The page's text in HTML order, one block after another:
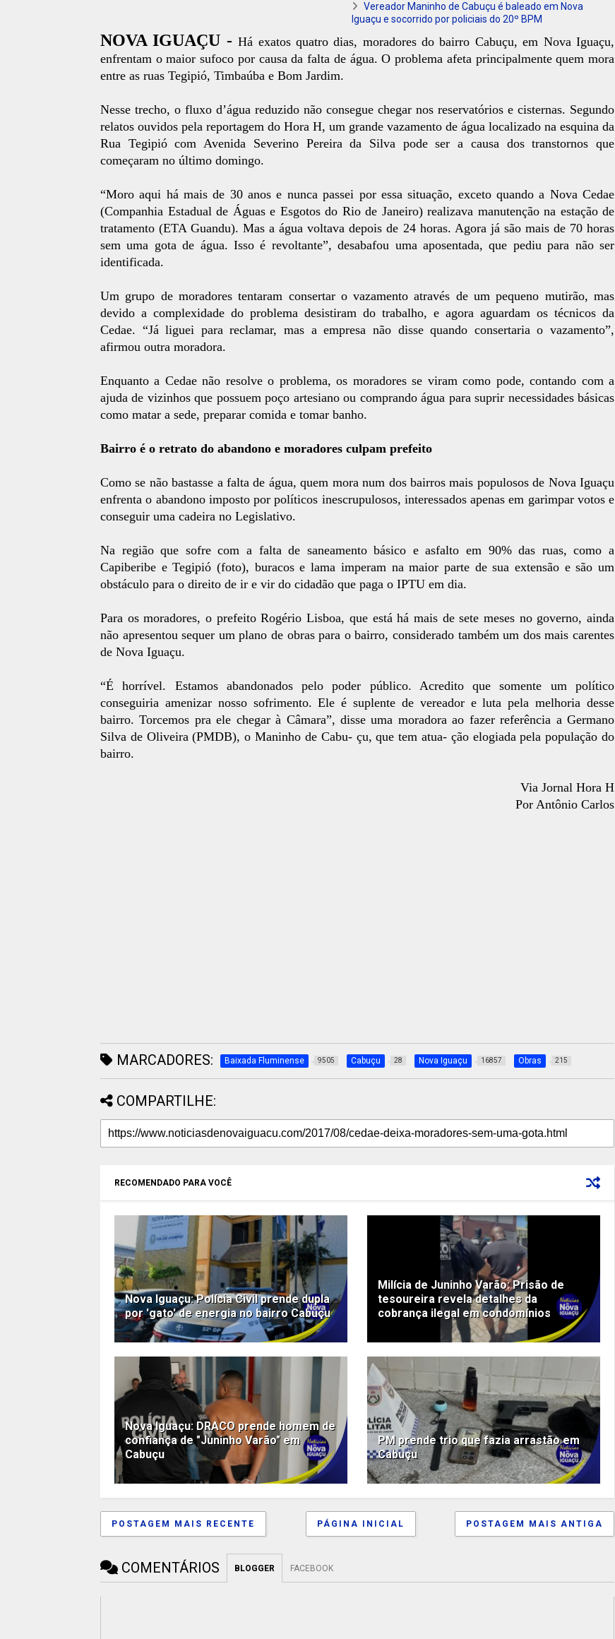
Vereador Maninho de Cabuçu é baleado em Nova
Iguaçu e socorrido por policiais do 20º BPM
NOVA IGUAÇU -Há exatos quatro dias, moradores do bairro Cabuçu, em Nova Iguaçu,
enfrentam o maior sufoco por causa da falta de água. O problema afeta principalmente quem mora
entre as ruas Tegipió, Timbaúba e Bom Jardim.
Nesse trecho, o fluxo d’água reduzido não consegue chegar nos reservatórios e cisternas. Segundo
relatos ouvidos pela reportagem do Hora H, um grande vazamento de água localizado na esquina da
Rua Tegipió com Avenida Severino Pereira da Silva pode ser a causa dos transtornos que
começaram no último domingo.
“Moro aqui há mais de 30 anos e nunca passei por essa situação, exceto quando a Nova Cedae
(Companhia Estadual de Águas e Esgotos do Rio de Janeiro) realizava manutenção na estação de
tratamento (ETA Guandu). Mas a água voltava depois de 24 horas. Agora já são mais de 70 horas
sem uma gota de água. Isso é revoltante”, desabafou uma aposentada, que pediu para não ser
identificada.
Um grupo de moradores tentaram consertar o vazamento através de um pequeno mutirão, mas
devido a complexidade do problema desistiram do trabalho, e agora aguardam os técnicos da
Cedae. “Já liguei para reclamar, mas a empresa não disse quando consertaria o vazamento”,
afirmou outra moradora.
Enquanto a Cedae não resolve o problema, os moradores se viram como pode, contando com a
ajuda de vizinhos que possuem poço artesiano ou comprando água para suprir necessidades básicas
como matar a sede, preparar comida e tomar banho.
Bairro é o retrato do abandono e moradores culpam prefeito
Como se não bastasse a falta de água, quem mora num dos bairros mais populosos de Nova Iguaçu
enfrenta o abandono imposto por políticos inescrupulosos, interessados apenas em garimpar votos e
conseguir uma cadeira no Legislativo.
Na região que sofre com a falta de saneamento básico e asfalto em 90% das ruas, como a
Capiberibe e Tegipió (foto), buracos e lama imperam na maior parte de sua extensão e são um
obstáculo para o direito de ir e vir do cidadão que paga o IPTU em dia.
Para os moradores, o prefeito Rogério Lisboa, que está há mais de sete meses no governo, ainda
não apresentou sequer um plano de obras para o bairro, considerado também um dos mais carentes
de Nova Iguaçu.
“É horrível. Estamos abandonados pelo poder público. Acredito que somente um político
conseguiria amenizar nosso sofrimento. Ele é suplente de vereador e luta pela melhoria desse
bairro. Torcemos pra ele chegar à Câmara”, disse uma moradora ao fazer referência a Germano
Silva de Oliveira (PMDB), o Maninho de Cabu- çu, que tem atua- ção elogiada pela população do
bairro.
Via Jornal Hora H
Por Antônio Carlos
MARCADORES: Baixada Fluminense 9505 Cabuçu 28 Nova Iguaçu 16857 Obras 215
COMPARTILHE:
RECOMENDADO PARA VOCÊ
Nova Iguaçu: Polícia Civil prende dupla
por 'gato' de energia no bairro Cabuçu
Milícia de Juninho Varão: Prisão de
tesoureira revela detalhes da
cobrança ilegal em condomínios
Nova Iguaçu: DRACO prende homem de
confiança de "Juninho Varão" em
Cabuçu
PM prende trio que fazia arrastão em
Cabuçu
POSTAGEM MAIS RECENTE POSTAGEM MAIS ANTIGA
PÁGINA INICIAL
COMENTÁRIOS BLOGGER FACEBOOK